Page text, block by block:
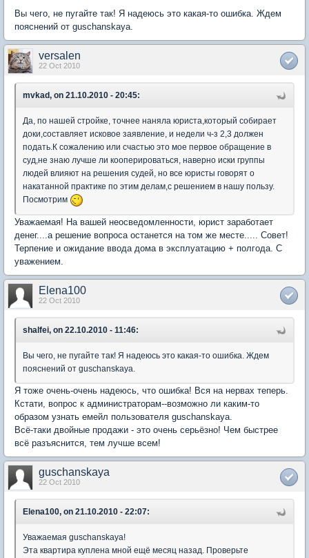
Вы чего, не пугайте так! Я надеюсь это какая-то ошибка. Ждем
пояснений от guschanskaya.
versalen
22 Oct 2010
mvkad, on 21.10.2010 - 20:45:
Да, по нашей стройке, точнее наняла юриста,который собирает
доки,составляет исковое заявление, и недели ч-з 2,3 должен
подать.К сожалению или счастью это мое первое обращение в
суд,не знаю лучше ли кооперироваться, наверно иски группы
людей влияют на решения судей, но все юристы говорят о
накатанной практике по этим делам,с решением в нашу пользу.
Посмотрим
Уважаемая! На вашей неосведомленности, юрист заработает
денег....а решение вопроса останется на том же месте..... Совет!
Терпение и ожидание ввода дома в эксплуатацию + полгода. С
уважением.
Elena100
22 Oct 2010
shalfei, on 22.10.2010 - 11:46:
Вы чего, не пугайте так! Я надеюсь это какая-то ошибка. Ждем
пояснений от guschanskaya.
Я тоже очень-очень надеюсь, что ошибка! Вся на нервах теперь.
Кстати, вопрос к администраторам--возможно ли каким-то
образом узнать емейл пользователя guschanskaya.
Всё-таки двойные продажи - это очень серьёзно! Чем быстрее
всё разъяснится, тем лучше всем!
guschanskaya
22 Oct 2010
Elena100, on 21.10.2010 - 22:07:
Уважаемая guschanskaya!
Эта квартира куплена мной ещё месяц назад. Проверьте